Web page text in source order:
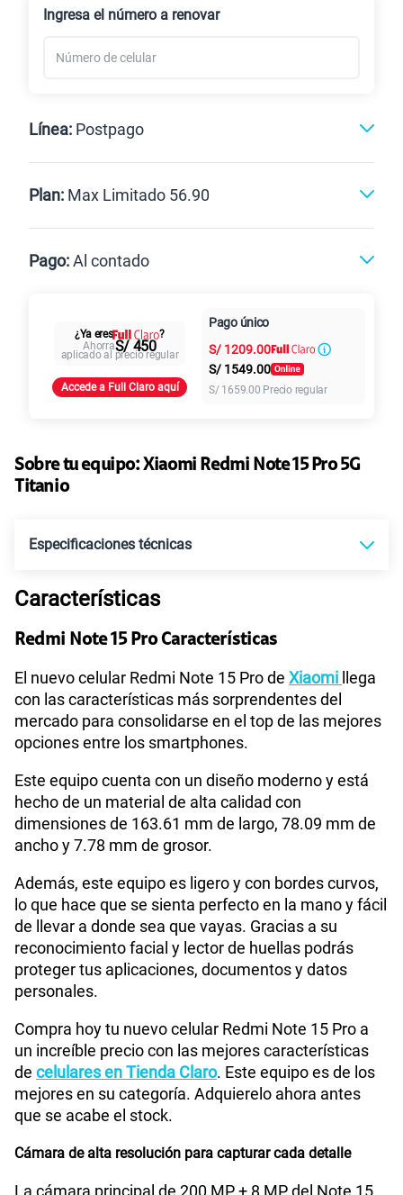
Ingresa el número a renovar
Línea: Postpago
Postpago
Plan: Max Limitado 56.90
Paga solo
25GBen alta velocidad
S/29.90
en alta velocidad
Paga solo
30GB en alta velocidad
Paga solo
Ver menos planes
Pago:Al contado
Al contado Cuotas Claro
intereses
¿Ya eres
?
AhorraS/ 450
aplicado al precio regular
Accede a Full Claro aquí
Pago único
S/ 1209.00
S/ 1549.00
S/ 1659.00 Precio regular
Sobre tu equipo:Xiaomi Redmi Note 15 Pro 5G
Titanio
Especificaciones técnicas
Tecnología de Pantalla
Sistema operativo Android 15
Procesador
Tamaño de Pantalla
WiFI Si
Peso 210 gr
Bluetooth
Cámara de fotos Principal 200Mpx+8 Mpx
Cámara de fotos Frontal 20Mpx
Características
Redmi Note 15 Pro Características
El nuevo celular Redmi Note 15 Pro de Xiaomi llega
con las características más sorprendentes del
mercado para consolidarse en el top de las mejores
opciones entre los smartphones.
Este equipo cuenta con un diseño moderno y está
hecho de un material de alta calidad con
dimensiones de 163.61 mm de largo, 78.09 mm de
ancho y 7.78 mm de grosor.
Además, este equipo es ligero y con bordes curvos,
lo que hace que se sienta perfecto en la mano y fácil
de llevar a donde sea que vayas. Gracias a su
reconocimiento facial y lector de huellas podrás
proteger tus aplicaciones, documentos y datos
personales.
Compra hoy tu nuevo celular Redmi Note 15 Pro a
un increíble precio con las mejores características
de celulares en Tienda Claro. Este equipo es de los
mejores en su categoría. Adquierelo ahora antes
que se acabe el stock.
Cámara de alta resolución para capturar cada detalle